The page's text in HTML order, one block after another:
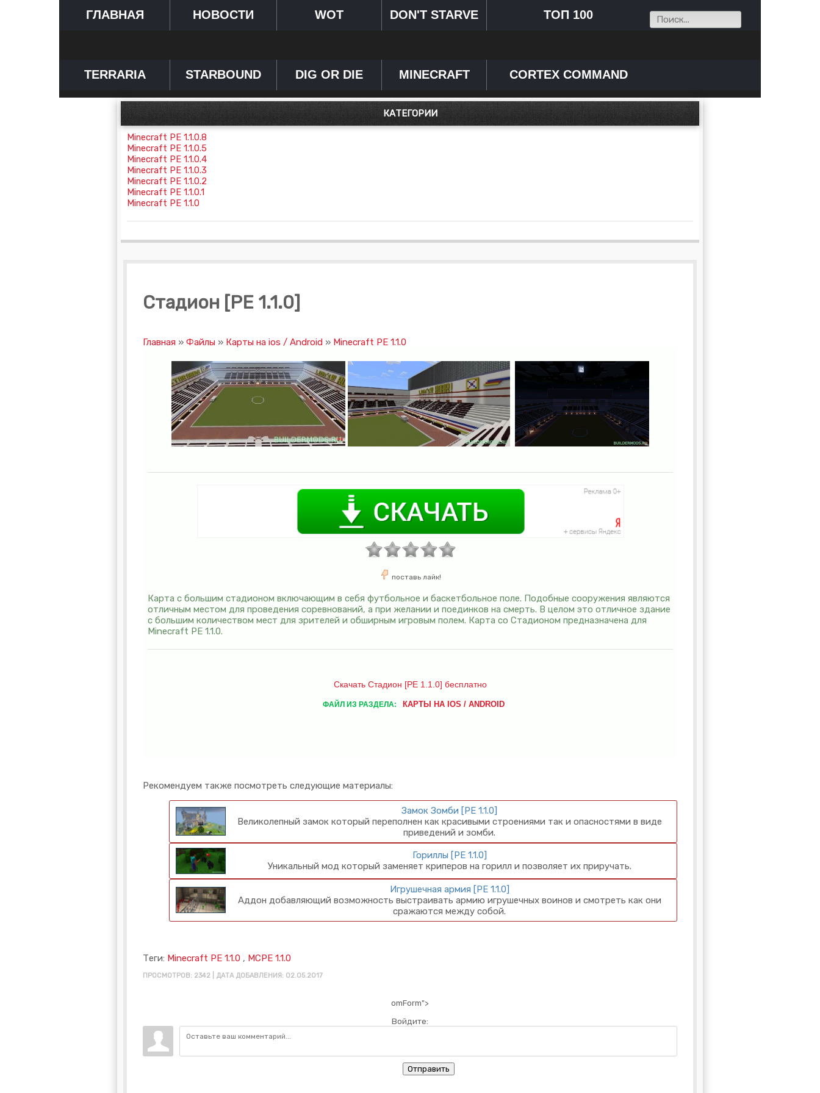
ГЛАВНАЯ НОВОСТИ WOT DON'T STARVE ТОП 100
TERRARIA STARBOUND DIG OR DIE MINECRAFT CORTEX COMMAND
КАТЕГОРИИ
Minecraft PE 1.1.0.8
Minecraft PE 1.1.0.5
Minecraft PE 1.1.0.4
Minecraft PE 1.1.0.3
Minecraft PE 1.1.0.2
Minecraft PE 1.1.0.1
Minecraft PE 1.1.0
Стадион [PE 1.1.0]
Главная » Файлы » Карты на ios / Android » Minecraft PE 1.1.0
поставь лайк!
Карта с большим стадионом включающим в себя футбольное и баскетбольное поле. Подобные сооружения являются
отличным местом для проведения соревнований, а при желании и поединков на смерть. В целом это отличное здание
с большим количеством мест для зрителей и обширным игровым полем. Карта со Стадионом предназначена для
Minecraft PE 1.1.0.
Скачать Стадион [PE 1.1.0] бесплатно
ФАЙЛ ИЗ РАЗДЕЛА: КАРТЫ НА IOS / ANDROID
Рекомендуем также посмотреть следующие материалы:
Замок Зомби [PE 1.1.0]
Великолепный замок который переполнен как красивыми строениями так и опасностями в виде
приведений и зомби.
Гориллы [PE 1.1.0]
Уникальный мод который заменяет криперов на горилл и позволяет их приручать.
Игрушечная армия [PE 1.1.0]
Аддон добавляющий возможность выстраивать армию игрушечных воинов и смотреть как они
сражаются между собой.
Теги: Minecraft PE 1.1.0 , MCPE 1.1.0
ПРОСМОТРОВ: 2342 | ДАТА ДОБАВЛЕНИЯ: 02.05.2017
omForm">
Войдите:
Отправить